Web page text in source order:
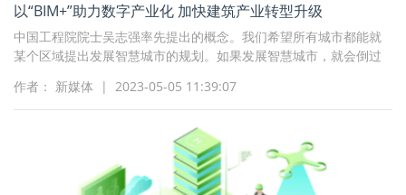
以“BIM+”助力数字产业化 加快建筑产业转型升级
中国工程院院士吴志强率先提出的概念。我们希望所有城市都能就
某个区域提出发展智慧城市的规划。如果发展智慧城市，就会倒过
撑CIM建设。那时，就不是建造方要求业主方和设计方应用BIM，而
是业主
作者： 新媒体 | 2023-05-05 11:39:07